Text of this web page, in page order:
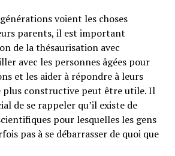
voient les choses
parents, il est important
de la thésaurisation avec
avec les personnes âgées pour
et les aider à répondre à leurs
plus constructive peut être utile. Il
de se rappeler qu’il existe de
pour lesquelles les gens
pas à se débarrasser de quoi que